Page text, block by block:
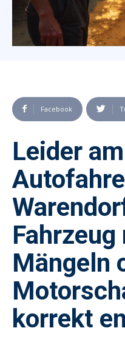
Facebook
Leider
Mängeln
korrekt